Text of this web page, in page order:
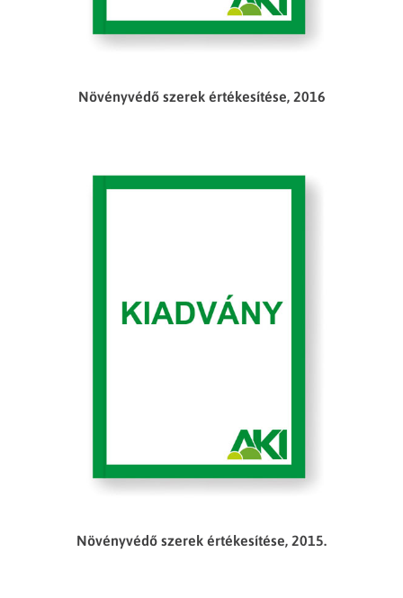
Növényvédő szerek értékesítése, 2016
Növényvédő szerek értékesítése, 2015.